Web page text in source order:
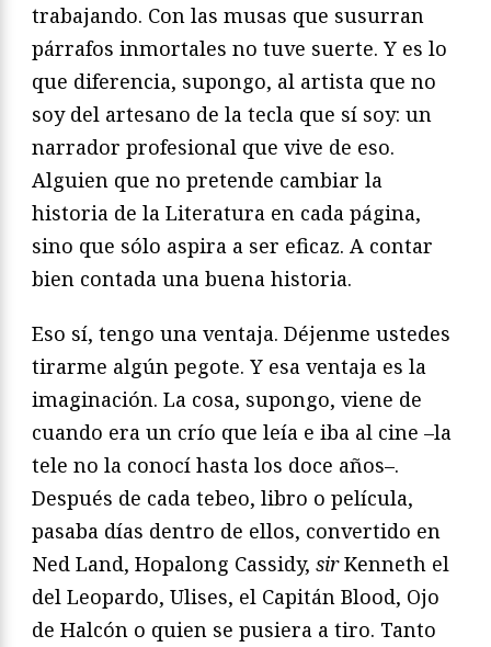
trabajando. Con las musas que susurran
párrafos inmortales no tuve suerte. Y es lo
que diferencia, supongo, al artista que no
soy del artesano de la tecla que sí soy: un
narrador profesional que vive de eso.
Alguien que no pretende cambiar la
historia de la Literatura en cada página,
sino que sólo aspira a ser eficaz. A contar
bien contada una buena historia.
Eso sí, tengo una ventaja. Déjenme ustedes
tirarme algún pegote. Y esa ventaja es la
imaginación. La cosa, supongo, viene de
cuando era un crío que leía e iba al cine –la
tele no la conocí hasta los doce años–.
Después de cada tebeo, libro o película,
pasaba días dentro de ellos, convertido en
Ned Land, Hopalong Cassidy, sirKenneth el
del Leopardo, Ulises, el Capitán Blood, Ojo
de Halcón o quien se pusiera a tiro. Tanto